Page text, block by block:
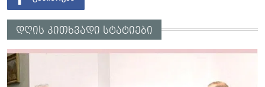
დღის კითხვადი სტატიები